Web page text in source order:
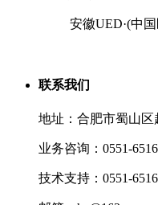
安徽UED·(中
联系我们
地址：合肥市蜀山区
业务咨询：0551-
技术支持：0551-